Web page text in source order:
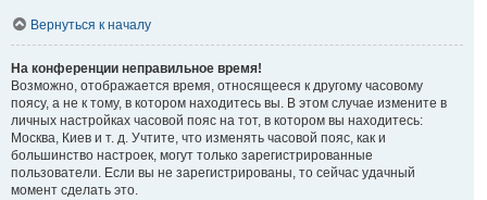
Вернуться к началу
На конференции неправильное время!
Возможно, отображается время, относящееся к другому часовому
поясу, а не к тому, в котором находитесь вы. В этом случае измените в
личных настройках часовой пояс на тот, в котором вы находитесь:
Москва, Киев и т. д. Учтите, что изменять часовой пояс, как и
большинство настроек, могут только зарегистрированные
пользователи. Если вы не зарегистрированы, то сейчас удачный
момент сделать это.